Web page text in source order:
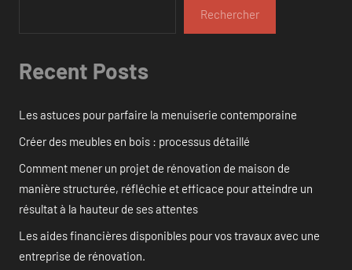
Rechercher
Recent Posts
Les astuces pour parfaire la menuiserie contemporaine
Créer des meubles en bois : processus détaillé
Comment mener un projet de rénovation de maison de
manière structurée, réfléchie et efficace pour atteindre un
résultat à la hauteur de ses attentes
Les aides financières disponibles pour vos travaux avec une
entreprise de rénovation.